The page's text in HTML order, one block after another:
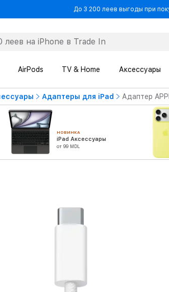
До 3 200 леев выгоды при
AirPods TV & Home Аксессуары
Адаптеры для iPad Адаптер
НОВИНКА
iPad Аксессуары
от 99 MDL